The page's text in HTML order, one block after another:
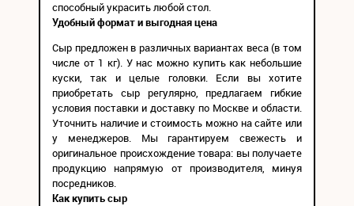
способный украсить любой стол.
Удобный формат и выгодная цена
Сыр предложен в различных вариантах веса (в том
числе от 1 кг). У нас можно купить как небольшие
куски, так и целые головки. Если вы хотите
приобретать сыр регулярно, предлагаем гибкие
условия поставки и доставку по Москве и области.
Уточнить наличие и стоимость можно на сайте или
у менеджеров. Мы гарантируем свежесть и
оригинальное происхождение товара: вы получаете
продукцию напрямую от производителя, минуя
посредников.
Как купить сыр